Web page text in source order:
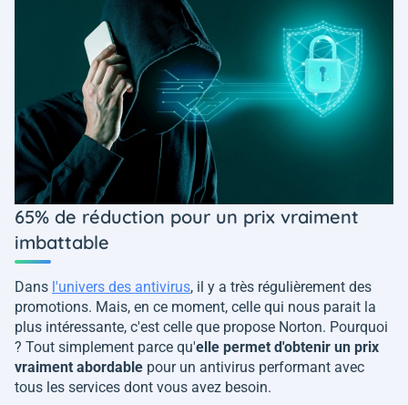
65% de réduction pour un prix vraiment
imbattable
Dans l'univers des antivirus, il y a très régulièrement des
promotions. Mais, en ce moment, celle qui nous parait la
plus intéressante, c'est celle que propose Norton. Pourquoi
? Tout simplement parce qu'elle permet d'obtenir un prix
vraiment abordable pour un antivirus performant avec
tous les services dont vous avez besoin.